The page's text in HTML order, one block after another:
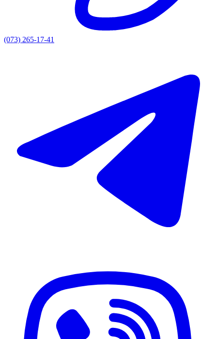
(073) 265-17-41